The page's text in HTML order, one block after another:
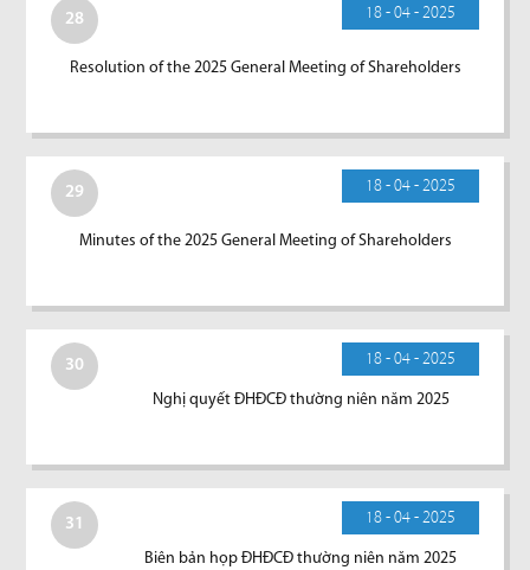
28 18 - 04 - 2025
Resolution of the 2025 General Meeting of Shareholders
29 18 - 04 - 2025
Minutes of the 2025 General Meeting of Shareholders
30 18 - 04 - 2025
Nghị quyết ĐHĐCĐ thường niên năm 2025
31 18 - 04 - 2025
Biên bản họp ĐHĐCĐ thường niên năm 2025